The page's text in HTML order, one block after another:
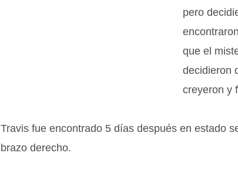
pero
que el
decidieron
creyeron y
Travis fue encontrado 5 días después en estado
brazo derecho.